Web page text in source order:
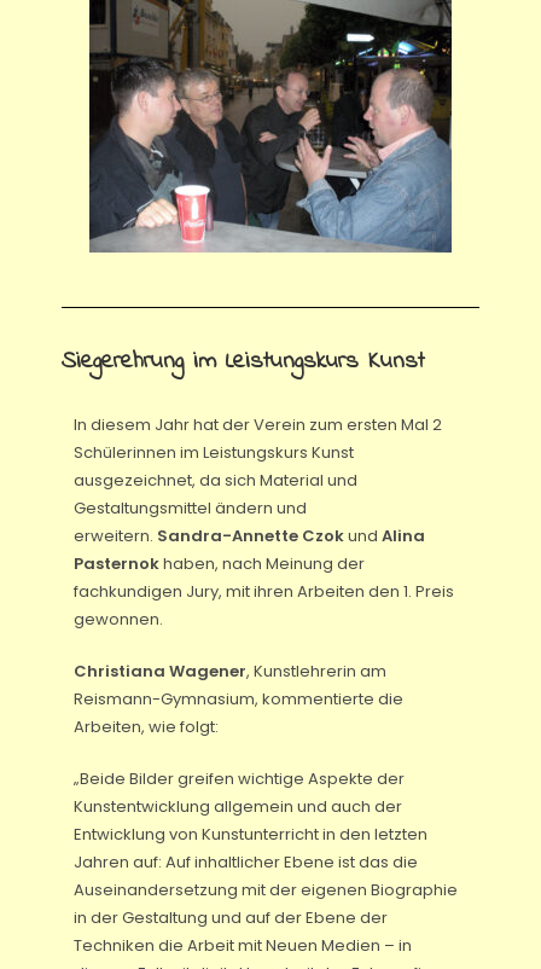
Siegerehrung im Leistungskurs Kunst
In diesem Jahr hat der Verein zum ersten Mal 2
Schülerinnen im Leistungskurs Kunst
ausgezeichnet, da sich Material und
Gestaltungsmittel ändern und
erweitern. Sandra-Annette CzokundAlina
Pasternokhaben, nach Meinung der
fachkundigen Jury, mit ihren Arbeiten den 1. Preis
gewonnen.
Christiana Wagener, Kunstlehrerin am
Reismann-Gymnasium, kommentierte die
Arbeiten, wie folgt:
„Beide Bilder greifen wichtige Aspekte der
Kunstentwicklung allgemein und auch der
Entwicklung von Kunstunterricht in den letzten
Jahren auf: Auf inhaltlicher Ebene ist das die
Auseinandersetzung mit der eigenen Biographie
in der Gestaltung und auf der Ebene der
Techniken die Arbeit mit Neuen Medien – in